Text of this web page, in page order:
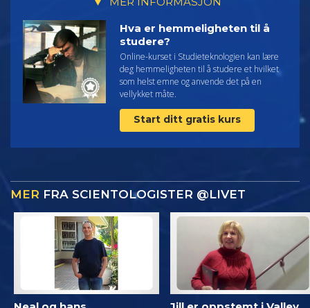
Hva er hemmeligheten til å
studere?
Online-kurset i Studieteknologien kan lære
deg hemmeligheten til å studere et hvilket
som helst emne og anvende det på en
vellykket måte.
Start ditt gratis kurs
MER FRA SCIENTOLOGISTER @LIVET